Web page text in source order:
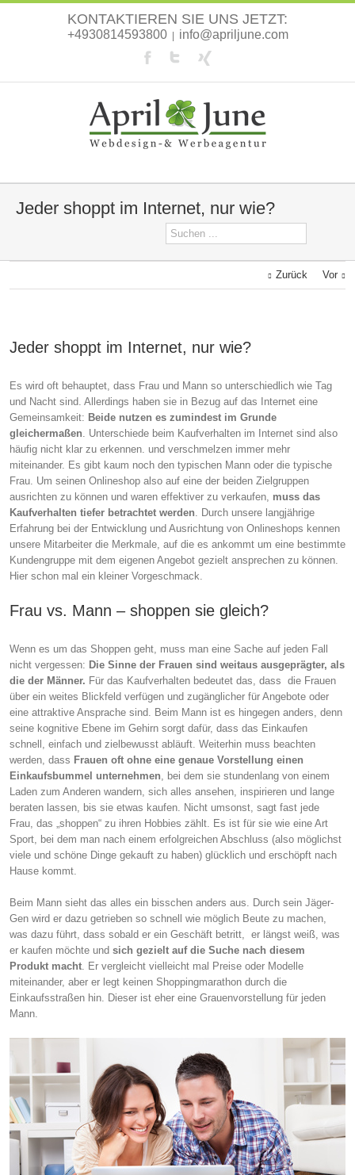
KONTAKTIEREN SIE UNS JETZT:
+4930814593800 info@apriljune.com
Jeder shoppt im Internet, nur wie?
Zurück Vor
Jeder shoppt im Internet, nur wie?
Es wird oft behauptet, dass Frau und Mann so unterschiedlich wie Tag
und Nacht sind. Allerdings haben sie in Bezug auf das Internet eine
Gemeinsamkeit: Beide nutzen es zumindest im Grunde
gleichermaßen. Unterschiede beim Kaufverhalten im Internet sind also
häufig nicht klar zu erkennen. und verschmelzen immer mehr
miteinander. Es gibt kaum noch den typischen Mann oder die typische
Frau. Um seinen Onlineshop also auf eine der beiden Zielgruppen
ausrichten zu können und waren effektiver zu verkaufen, muss das
Kaufverhalten tiefer betrachtet werden. Durch unsere langjährige
Erfahrung bei der Entwicklung und Ausrichtung von Onlineshops kennen
unsere Mitarbeiter die Merkmale, auf die es ankommt um eine bestimmte
Kundengruppe mit dem eigenen Angebot gezielt ansprechen zu können.
Hier schon mal ein kleiner Vorgeschmack.
Frau vs. Mann – shoppen sie gleich?
Wenn es um das Shoppen geht, muss man eine Sache auf jeden Fall
nicht vergessen: Die Sinne der Frauen sind weitaus ausgeprägter, als
die der Männer. Für das Kaufverhalten bedeutet das, dass die Frauen
über ein weites Blickfeld verfügen und zugänglicher für Angebote oder
eine attraktive Ansprache sind. Beim Mann ist es hingegen anders, denn
seine kognitive Ebene im Gehirn sorgt dafür, dass das Einkaufen
schnell, einfach und zielbewusst abläuft. Weiterhin muss beachten
werden, dass Frauen oft ohne eine genaue Vorstellung einen
Einkaufsbummel unternehmen, bei dem sie stundenlang von einem
Laden zum Anderen wandern, sich alles ansehen, inspirieren und lange
beraten lassen, bis sie etwas kaufen. Nicht umsonst, sagt fast jede
Frau, das „shoppen“ zu ihren Hobbies zählt. Es ist für sie wie eine Art
Sport, bei dem man nach einem erfolgreichen Abschluss (also möglichst
viele und schöne Dinge gekauft zu haben) glücklich und erschöpft nach
Hause kommt.
Beim Mann sieht das alles ein bisschen anders aus. Durch sein Jäger-
Gen wird er dazu getrieben so schnell wie möglich Beute zu machen,
was dazu führt, dass sobald er ein Geschäft betritt, er längst weiß, was
er kaufen möchte und sich gezielt auf die Suche nach diesem
Produkt macht. Er vergleicht vielleicht mal Preise oder Modelle
miteinander, aber er legt keinen Shoppingmarathon durch die
Einkaufsstraßen hin. Dieser ist eher eine Grauenvorstellung für jeden
Mann.